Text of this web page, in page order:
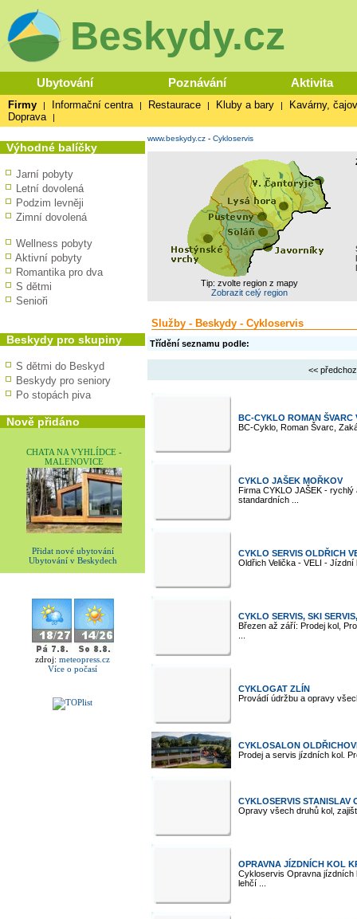
Beskydy.cz
Ubytování Poznávání Aktivita
Firmy | Informační centra | Restaurace | Kluby a bary |
Kavárny,
Doprava
|
Výhodné balíčky
Jarní pobyty
Letní dovolená
Podzim levněji
Zimní dovolená
Wellness pobyty
Aktivní pobyty
Romantika pro dva
S dětmi
Senioři
Beskydy pro skupiny
S dětmi do Beskyd
Beskydy pro seniory
Po stopách piva
Nově přidáno
CHATA NA VYHLÍDCE -
MALENOVICE
Přidat nové ubytování
Ubytování v Beskydech
zdroj: meteopress.cz
Více o počasí
www.beskydy.cz - Cykloservis
Tip: zvolte region z mapy
Zobrazit celý region
Služby - Beskydy - Cykloservis
Třídění seznamu podle:
<<
BC-CYKLO ROMAN ŠVARC
BC-Cyklo, Roman Švarc,
CYKLO JAŠEK MOŘKOV
Firma CYKLO JAŠEK -
standardních ...
CYKLO SERVIS OLDŘICH
Oldřich Velička - VELI -
CYKLO SERVIS, SKI
Březen až září: Prodej kol,
CYKLOGAT ZLÍN
Provádí údržbu a opravy
CYKLOSALON
Prodej a servis jízdních kol.
CYKLOSERVIS STANISLAV
Opravy všech druhů kol,
OPRAVNA JÍZDNÍCH KOL
Cykloservis Opravna jízdních
lehčí ...